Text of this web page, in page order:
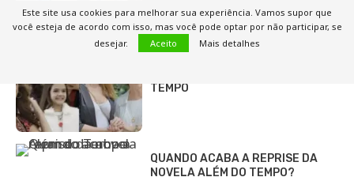
TEMPO
QUANDO ACABA A REPRISE DA
NOVELA ALÉM DO TEMPO?
Este site usa cookies para melhorar sua experiência. Vamos supor que
você esteja de acordo com isso, mas você pode optar por não participar, se
desejar.
Aceito Mais detalhes